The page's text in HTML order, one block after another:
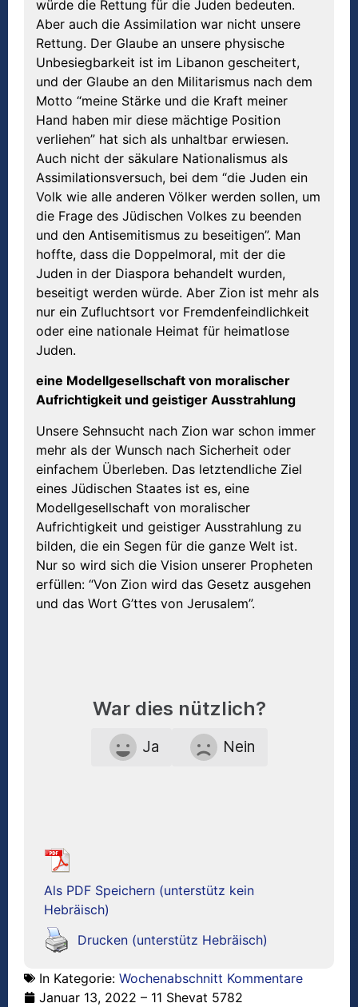
würde die Rettung für die Juden bedeuten.
Aber auch die Assimilation war nicht unsere
Rettung. Der Glaube an unsere physische
Unbesiegbarkeit ist im Libanon gescheitert,
und der Glaube an den Militarismus nach dem
Motto “meine Stärke und die Kraft meiner
Hand haben mir diese mächtige Position
verliehen” hat sich als unhaltbar erwiesen.
Auch nicht der säkulare Nationalismus als
Assimilationsversuch, bei dem “die Juden ein
Volk wie alle anderen Völker werden sollen, um
die Frage des Jüdischen Volkes zu beenden
und den Antisemitismus zu beseitigen”. Man
hoffte, dass die Doppelmoral, mit der die
Juden in der Diaspora behandelt wurden,
beseitigt werden würde. Aber Zion ist mehr als
nur ein Zufluchtsort vor Fremdenfeindlichkeit
oder eine nationale Heimat für heimatlose
Juden.
eine Modellgesellschaft von moralischer
Aufrichtigkeit und geistiger Ausstrahlung
Unsere Sehnsucht nach Zion war schon immer
mehr als der Wunsch nach Sicherheit oder
einfachem Überleben. Das letztendliche Ziel
eines Jüdischen Staates ist es, eine
Modellgesellschaft von moralischer
Aufrichtigkeit und geistiger Ausstrahlung zu
bilden, die ein Segen für die ganze Welt ist.
Nur so wird sich die Vision unserer Propheten
erfüllen: “Von Zion wird das Gesetz ausgehen
und das Wort G’ttes von Jerusalem”.
War dies nützlich?
Ja Nein
Als PDF Speichern (unterstütz kein
Hebräisch)
Drucken (unterstütz Hebräisch)
In Kategorie: Wochenabschnitt Kommentare
Januar 13, 2022 – 11 Shevat 5782